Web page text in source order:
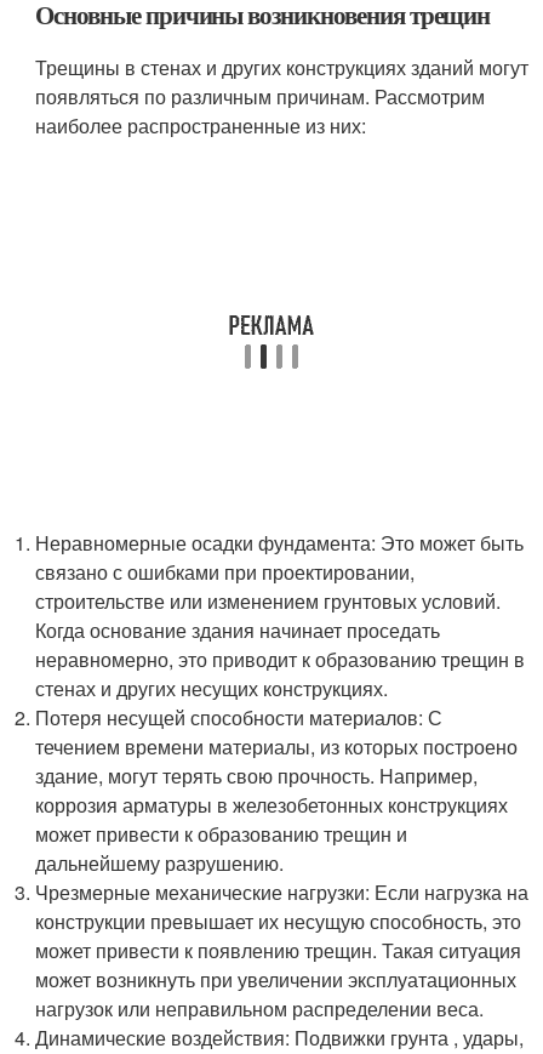
Основные причины возникновения трещин
Трещины в стенах и других конструкциях зданий могут
появляться по различным причинам. Рассмотрим
наиболее распространенные из них:
Неравномерные осадки фундамента: Это может быть
связано с ошибками при проектировании,
строительстве или изменением грунтовых условий.
Когда основание здания начинает проседать
неравномерно, это приводит к образованию трещин в
стенах и других несущих конструкциях.
Потеря несущей способности материалов: С
течением времени материалы, из которых построено
здание, могут терять свою прочность. Например,
коррозия арматуры в железобетонных конструкциях
может привести к образованию трещин и
дальнейшему разрушению.
Чрезмерные механические нагрузки: Если нагрузка на
конструкции превышает их несущую способность, это
может привести к появлению трещин. Такая ситуация
может возникнуть при увеличении эксплуатационных
нагрузок или неправильном распределении веса.
Динамические воздействия: Подвижки грунта , удары,